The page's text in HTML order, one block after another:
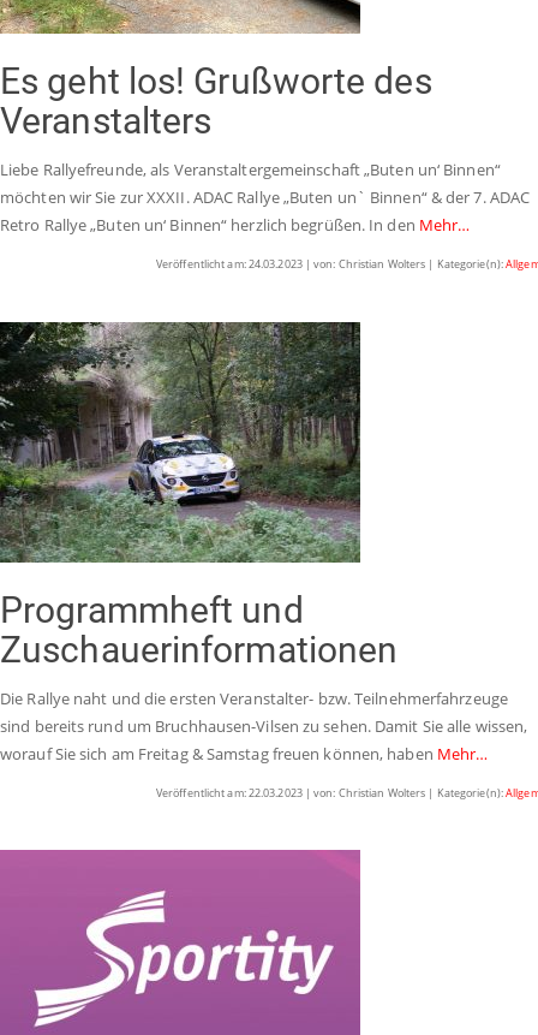
Es geht los! Grußworte des
Veranstalters
Liebe Rallyefreunde, als Veranstaltergemeinschaft „Buten un‘ Binnen“
möchten wir Sie zur XXXII. ADAC Rallye „Buten un` Binnen“ & der 7. ADAC
Retro Rallye „Buten un‘ Binnen“ herzlich begrüßen. In den Mehr…
Veröffentlicht am: 24.03.2023 | von: Christian Wolters | Kategorie(n):
Programmheft und
Zuschauerinformationen
Die Rallye naht und die ersten Veranstalter- bzw. Teilnehmerfahrzeuge
sind bereits rund um Bruchhausen-Vilsen zu sehen. Damit Sie alle wissen,
worauf Sie sich am Freitag & Samstag freuen können, haben Mehr…
Veröffentlicht am: 22.03.2023 | von: Christian Wolters | Kategorie(n):